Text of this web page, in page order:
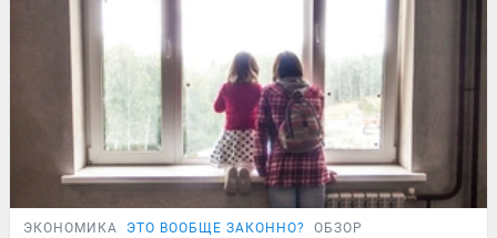
ЭКОНОМИКА ЭТО ВООБЩЕ ЗАКОННО? ОБЗОР